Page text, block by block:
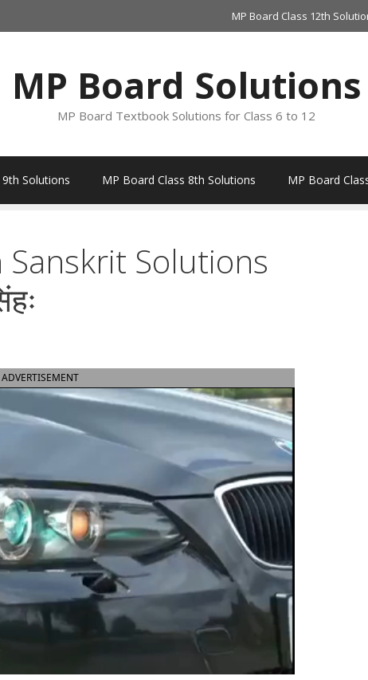
MP Board Class 12th
MP Board Solutions
MP Board Textbook Solutions for Class 6 to 12
Solutions MP Board Class 8th Solutions MP Board
Sanskrit Solutions
ADVERTISEMENT